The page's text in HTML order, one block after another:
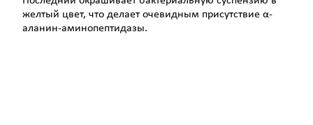
желтый цвет, что делает очевидным присутствие α-
аланин-аминопептидазы.